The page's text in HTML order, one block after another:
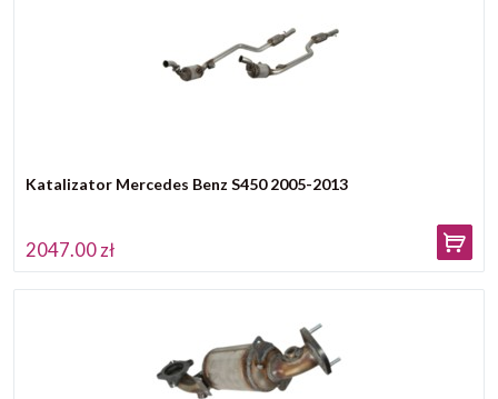
Katalizator Mercedes Benz S450 2005-2013
2047.00 zł